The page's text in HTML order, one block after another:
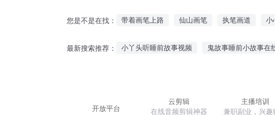
您是不是在找： 带着画笔上路 仙山画笔 执笔画道 小
最新搜索推荐： 小丫头听睡前故事视频 鬼故事睡前小故事在
开放平台
云剪辑
在线音频剪辑神器
主播培训
兼职副业，兴趣